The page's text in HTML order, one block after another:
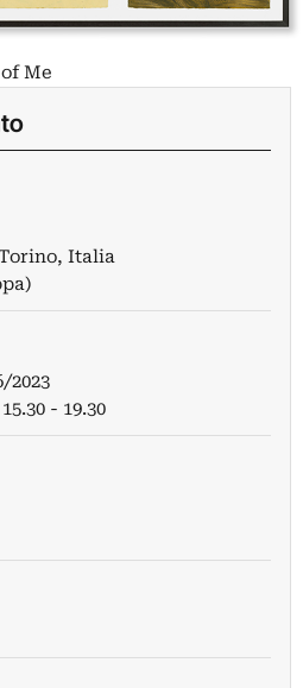
Me
Italia
2023
- 19.30